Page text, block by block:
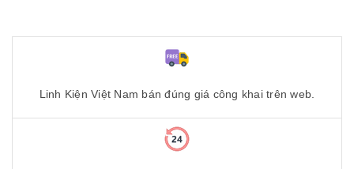
Linh Kiện Việt Nam bán đúng giá công khai trên web.